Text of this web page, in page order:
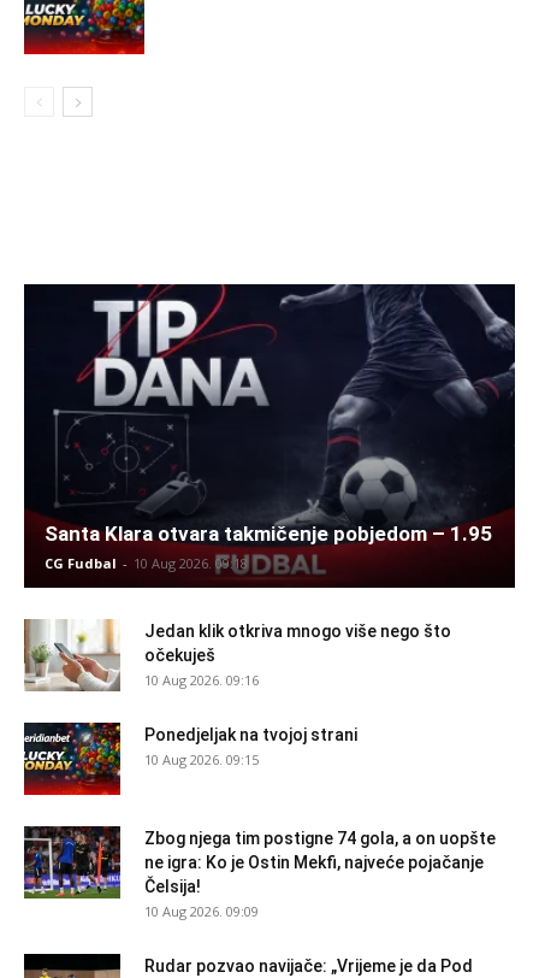
Santa Klara otvara takmičenje pobjedom – 1.95
CG Fudbal - 10 Aug 2026. 09:18
Jedan klik otkriva mnogo više nego što
očekuješ
10 Aug 2026. 09:16
Ponedjeljak na tvojoj strani
10 Aug 2026. 09:15
Zbog njega tim postigne 74 gola, a on uopšte
ne igra: Ko je Ostin Mekfi, najveće pojačanje
Čelsija!
10 Aug 2026. 09:09
Rudar pozvao navijače: „Vrijeme je da Pod